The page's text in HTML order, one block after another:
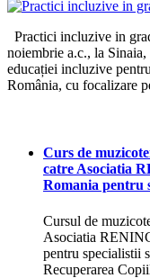
Practici incluzive in
noiembrie a.c., la
educației incluzive
România, cu focalizare
Curs de
catre Asociatia
Romania pentru
Cursul de
Asociatia
pentru specialistii
Recuperarea